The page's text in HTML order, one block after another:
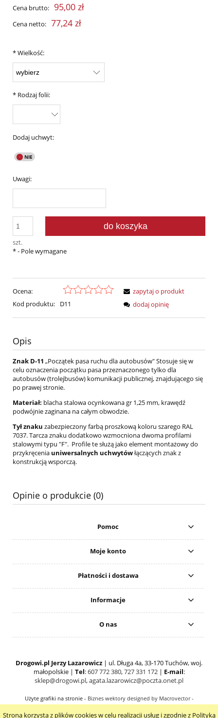
Strona korzysta z plików cookies w celu realizacji usług i zgodnie z Polityką
Cena brutto: 95,00 zł
Cena netto: 77,24 zł
*Wielkość:
* Rodzaj folii:
Dodaj uchwyt:
Uwagi:
szt.
do koszyka
*- Pole wymagane
Ocena:
Kod produktu:
D11
zapytaj o produkt
dodaj opinię
Opis
Znak D-11 „Początek pasa ruchu dla autobusów" Stosuje się w
celu oznaczenia początku pasa przeznaczonego tylko dla
autobusów (trolejbusów) komunikacji publicznej, znajdującego się
po prawej stronie.
Materiał: blacha stalowa ocynkowana gr 1,25 mm, krawędź
podwójnie zaginana na całym obwodzie.
Tył znaku zabezpieczony farbą proszkową koloru szarego RAL
7037. Tarcza znaku dodatkowo wzmocniona dwoma profilami
stalowymi typu "F". Profile te służą jako element montażowy do
przykręcenia uniwersalnych uchwytówłączących znak z
konstrukcją wsporczą.
Opinie o produkcie (0)
Pomoc
Moje konto
Płatności i dostawa
Informacje
O nas
Drogowi.pl Jerzy Lazarowicz | ul. Długa 4a, 33-170 Tuchów, woj.
małopolskie | Tel:607 772 380,727 331 172| E-mail:
sklep@drogowi.pl,agata.lazarowicz@poczta.onet.pl
Użyte grafiki na stronie - Biznes wektory designed by Macrovector -